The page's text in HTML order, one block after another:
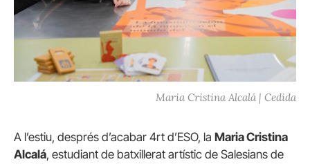
Maria Cristina Alcalá | Cedida
A l’estiu, després d’acabar 4rt d’ESO, la Maria Cristina
Alcalá, estudiant de batxillerat artístic de Salesians de